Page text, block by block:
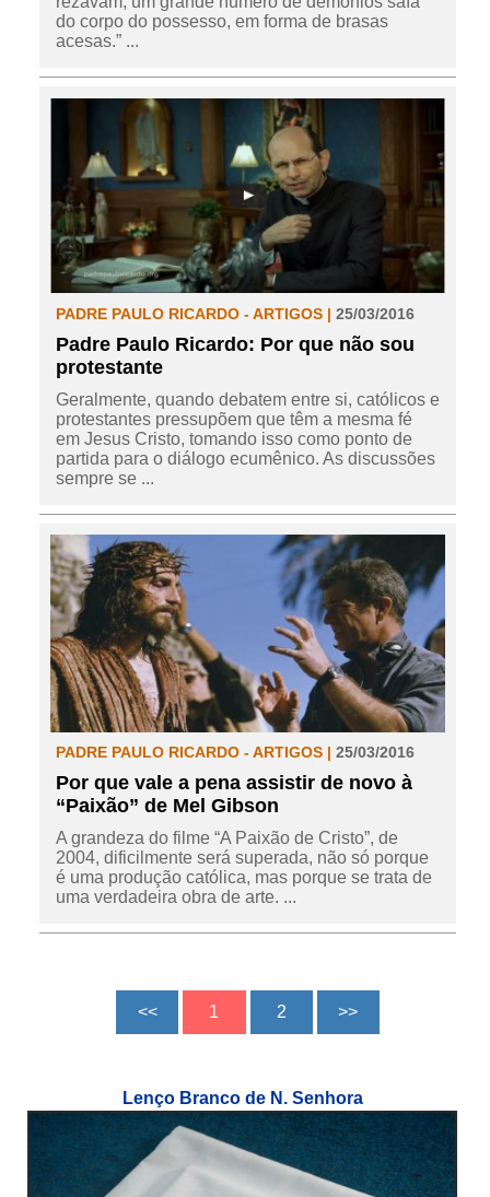
do corpo do possesso, em forma de brasas
acesas.” ...
PADRE PAULO RICARDO - ARTIGOS | 25/03/2016
Padre Paulo Ricardo: Por que não sou
protestante
Geralmente, quando debatem entre si, católicos e
protestantes pressupõem que têm a mesma fé
em Jesus Cristo, tomando isso como ponto de
partida para o diálogo ecumênico. As discussões
sempre se ...
PADRE PAULO RICARDO - ARTIGOS | 25/03/2016
Por que vale a pena assistir de novo à
“Paixão” de Mel Gibson
A grandeza do filme “A Paixão de Cristo”, de
2004, dificilmente será superada, não só porque
é uma produção católica, mas porque se trata de
uma verdadeira obra de arte. ...
Lenço Branco de N. Senhora